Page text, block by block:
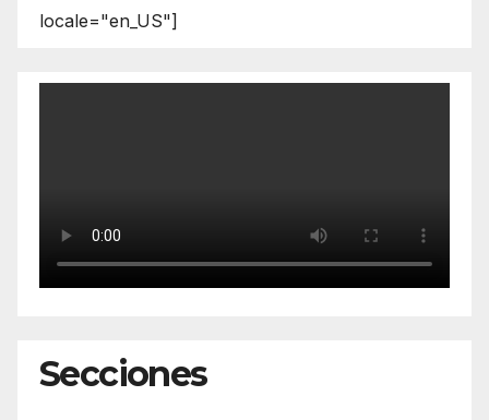
locale="en_US"]
Secciones